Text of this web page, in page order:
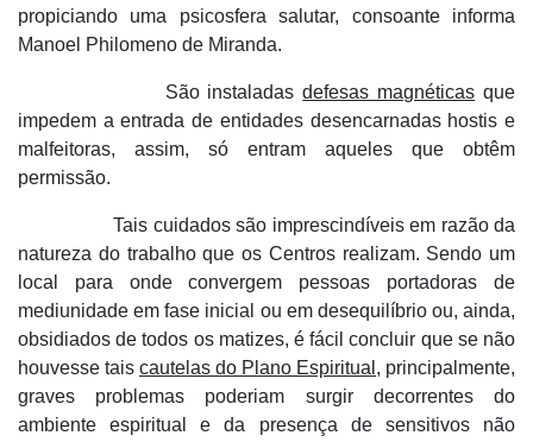
propiciando uma psicosfera salutar, consoante informa
Manoel Philomeno de Miranda.
São instaladasdefesas magnéticas que
impedem a entrada de entidades desencarnadas hostis e
malfeitoras, assim, só entram aqueles que obtêm
permissão.
Tais cuidados são imprescindíveis em razão da
natureza do trabalho que os Centros realizam. Sendo um
local para onde convergem pessoas portadoras de
mediunidade em fase inicial ou em desequilíbrio ou, ainda,
obsidiados de todos os matizes, é fácil concluir que se não
houvesse tais cautelas do Plano Espiritual , principalmente,
graves problemas poderiam surgir decorrentes do
ambiente espiritual e da presença de sensitivos não